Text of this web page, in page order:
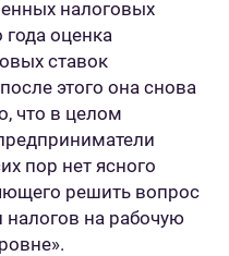
налоговых
оценка
ставок
этого она снова
что в целом
пор нет ясного
решить вопрос
налогов на рабочую